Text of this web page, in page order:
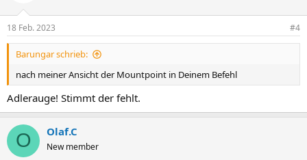
18 Feb. 2023 #4
Barungar schrieb:
nach meiner Ansicht der Mountpoint in Deinem Befehl
Adlerauge! Stimmt der fehlt.
O Olaf.C
New member